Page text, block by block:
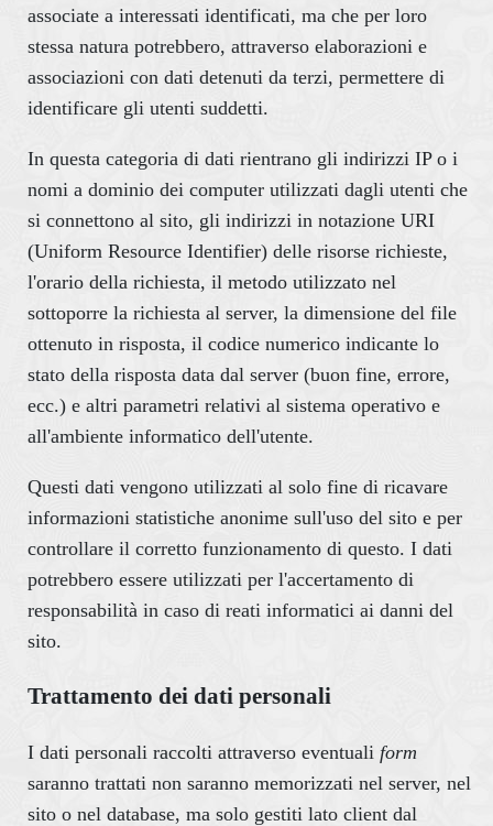
associate a interessati identificati, ma che per loro
stessa natura potrebbero, attraverso elaborazioni e
associazioni con dati detenuti da terzi, permettere di
identificare gli utenti suddetti.
In questa categoria di dati rientrano gli indirizzi IP o i
nomi a dominio dei computer utilizzati dagli utenti che
si connettono al sito, gli indirizzi in notazione URI
(Uniform Resource Identifier) delle risorse richieste,
l'orario della richiesta, il metodo utilizzato nel
sottoporre la richiesta al server, la dimensione del file
ottenuto in risposta, il codice numerico indicante lo
stato della risposta data dal server (buon fine, errore,
ecc.) e altri parametri relativi al sistema operativo e
all'ambiente informatico dell'utente.
Questi dati vengono utilizzati al solo fine di ricavare
informazioni statistiche anonime sull'uso del sito e per
controllare il corretto funzionamento di questo. I dati
potrebbero essere utilizzati per l'accertamento di
responsabilità in caso di reati informatici ai danni del
sito.
Trattamento dei dati personali
I dati personali raccolti attraverso eventuali form
saranno trattati non saranno memorizzati nel server, nel
sito o nel database, ma solo gestiti lato client dal